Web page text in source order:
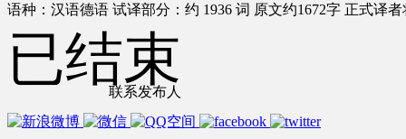
语种：汉语德语 试译部分：约 1936 词 原文约1672字 正式译
联系发布人
已结束